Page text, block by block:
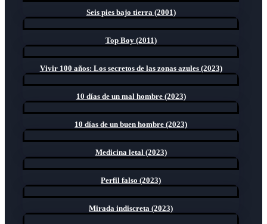
Seis pies bajo tierra (2001)
Top Boy (2011)
Vivir 100 años: Los secretos de las zonas azules (2023)
10 días de un mal hombre (2023)
10 días de un buen hombre (2023)
Medicina letal (2023)
Perfil falso (2023)
Mirada indiscreta (2023)